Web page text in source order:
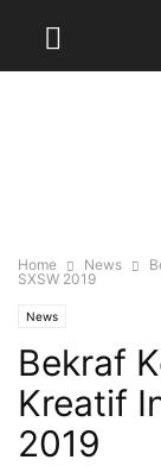
Home News
SXSW 2019
News
Bekraf
Kreatif
2019